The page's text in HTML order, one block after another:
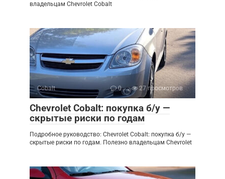
владельцам Chevrolet Cobalt
Cobalt 0 27 просмотров
Chevrolet Cobalt: покупка б/у —
скрытые риски по годам
Подробное руководство: Chevrolet Cobalt: покупка б/у —
скрытые риски по годам. Полезно владельцам Chevrolet